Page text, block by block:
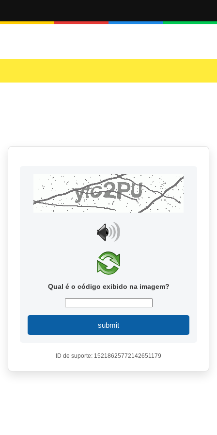
Qual é o código exibido na imagem?
submit
ID de suporte: 15218625772142651179